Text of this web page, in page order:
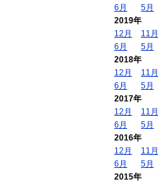
6月
5月
2019年
12月
11月
6月
5月
2018年
12月
11月
6月
5月
2017年
12月
11月
6月
5月
2016年
12月
11月
6月
5月
2015年